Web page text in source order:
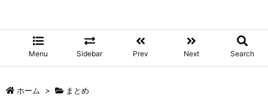
Menu Sidebar Prev Next Search
ホーム > まとめ